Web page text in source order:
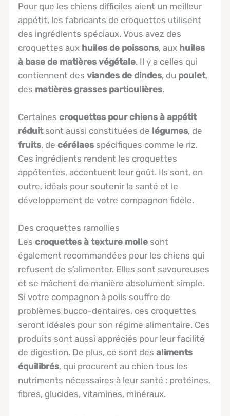
Pour que les chiens difficiles aient un meilleur
appétit, les fabricants de croquettes utilisent
des ingrédients spéciaux. Vous avez des
croquettes aux huiles de poissons, aux huiles
à base de matières végétale. Il y a celles qui
contiennent desviandes de dindes, du poulet,
des matières grasses particulières.
Certainescroquettes pour chiens à appétit
réduit sont aussi constituées de légumes, de
fruits, decérélaes spécifiques comme le riz.
Ces ingrédients rendent les croquettes
appétentes, accentuent leur goût. Ils sont, en
outre, idéals pour soutenir la santé et le
développement de votre compagnon fidèle.
Des croquettes ramollies
Lescroquettes à texture molle sont
également recommandées pour les chiens qui
refusent de s’alimenter. Elles sont savoureuses
et se mâchent de manière absolument simple.
Si votre compagnon à poils souffre de
problèmes bucco-dentaires, ces croquettes
seront idéales pour son régime alimentaire. Ces
produits sont aussi appréciés pour leur facilité
de digestion. De plus, ce sont desaliments
équilibrés, qui procurent au chien tous les
nutriments nécessaires à leur santé : protéines,
fibres, glucides, vitamines, minéraux.